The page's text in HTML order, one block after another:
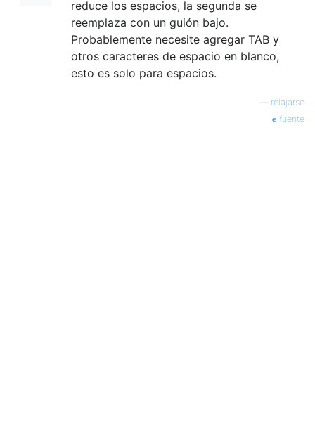
reduce los espacios, la segunda se
reemplaza con un guión bajo.
Probablemente necesite agregar TAB y
otros caracteres de espacio en blanco,
esto es solo para espacios.
relajarse
fuente